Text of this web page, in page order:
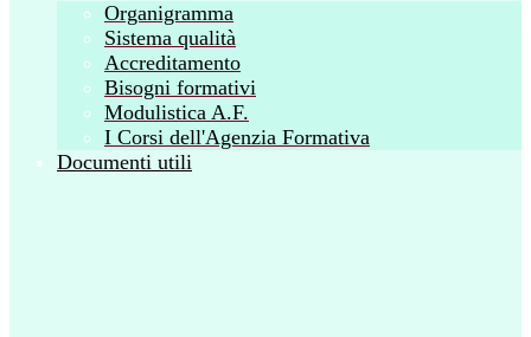
Organigramma
Sistema qualità
Accreditamento
Bisogni formativi
Modulistica A.F.
I Corsi dell'Agenzia Formativa
Documenti utili